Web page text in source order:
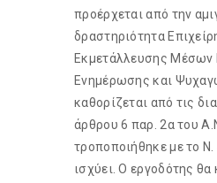
προέρχεται από την
δραστηριότητα
Εκμετάλλευσης Μέσων
Ενημέρωσης και
καθορίζεται από τις
άρθρου 6 παρ. 2α του
τροποποιήθηκε με το
ισχύει. Ο εργοδότης θα